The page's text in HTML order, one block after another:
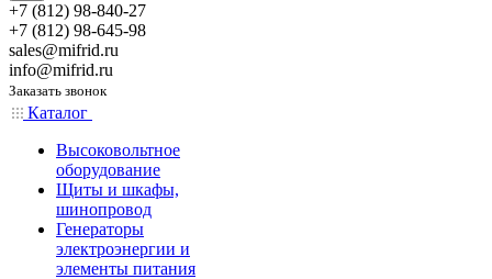
+7 (812) 98-840-27
+7 (812) 98-645-98
sales@mifrid.ru
info@mifrid.ru
Заказать звонок
Каталог
Высоковольтное
оборудование
Щиты и шкафы,
шинопровод
Генераторы
электроэнергии и
элементы питания